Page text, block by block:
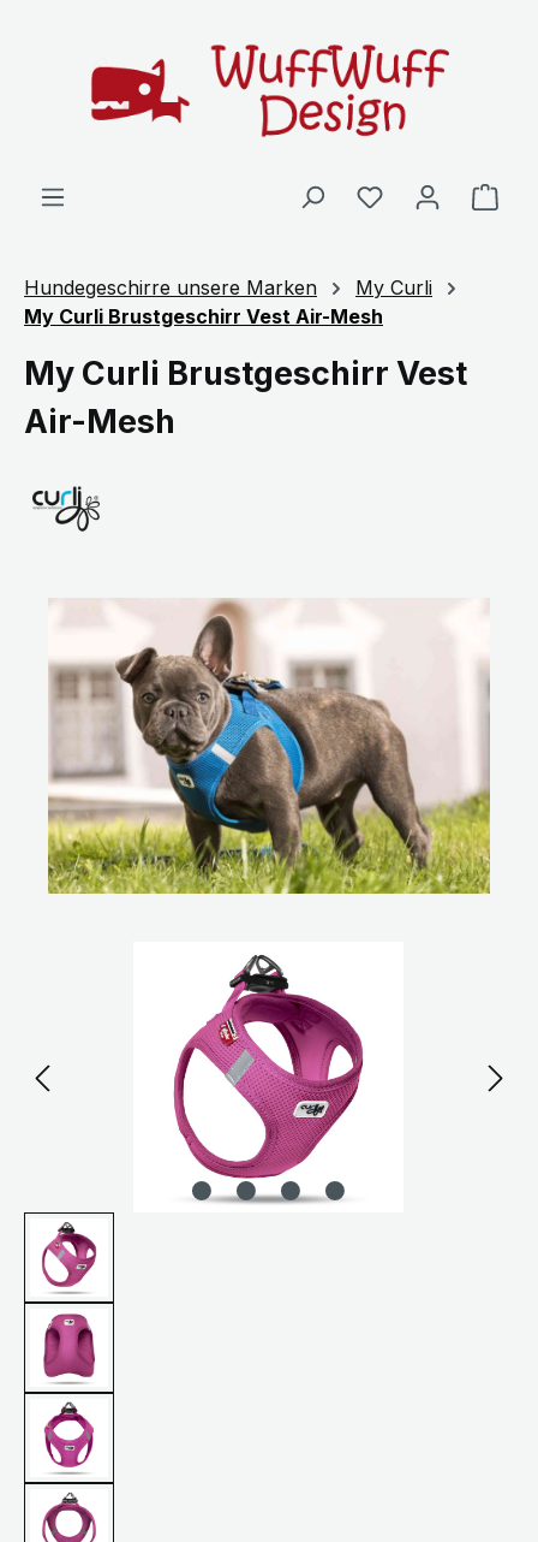
Hundegeschirre unsere Marken
My Curli
My Curli Brustgeschirr Vest Air-Mesh
My Curli Brustgeschirr Vest
Air-Mesh
Bildergalerie überspringen